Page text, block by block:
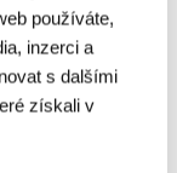
používáte,
inzerci a
s dalšími
získali v